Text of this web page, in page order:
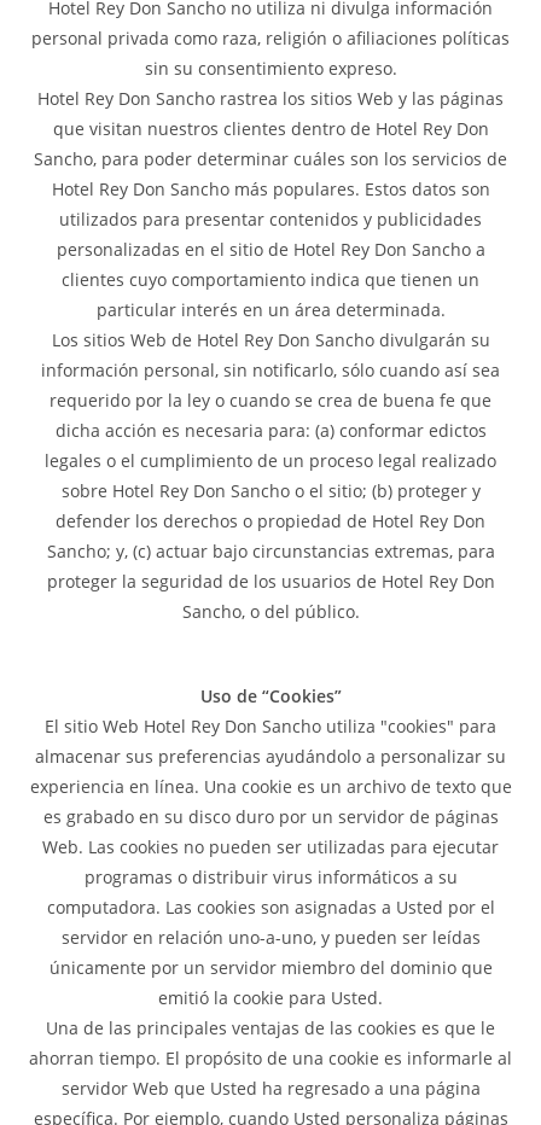
Hotel Rey Don Sancho no utiliza ni divulga información
personal privada como raza, religión o afiliaciones políticas
sin su consentimiento expreso.
Hotel Rey Don Sancho rastrea los sitios Web y las páginas
que visitan nuestros clientes dentro de Hotel Rey Don
Sancho, para poder determinar cuáles son los servicios de
Hotel Rey Don Sancho más populares. Estos datos son
utilizados para presentar contenidos y publicidades
personalizadas en el sitio de Hotel Rey Don Sancho a
clientes cuyo comportamiento indica que tienen un
particular interés en un área determinada.
Los sitios Web de Hotel Rey Don Sancho divulgarán su
información personal, sin notificarlo, sólo cuando así sea
requerido por la ley o cuando se crea de buena fe que
dicha acción es necesaria para: (a) conformar edictos
legales o el cumplimiento de un proceso legal realizado
sobre Hotel Rey Don Sancho o el sitio; (b) proteger y
defender los derechos o propiedad de Hotel Rey Don
Sancho; y, (c) actuar bajo circunstancias extremas, para
proteger la seguridad de los usuarios de Hotel Rey Don
Sancho, o del público.
Uso de “Cookies”
El sitio Web Hotel Rey Don Sancho utiliza "cookies" para
almacenar sus preferencias ayudándolo a personalizar su
experiencia en línea. Una cookie es un archivo de texto que
es grabado en su disco duro por un servidor de páginas
Web. Las cookies no pueden ser utilizadas para ejecutar
programas o distribuir virus informáticos a su
computadora. Las cookies son asignadas a Usted por el
servidor en relación uno-a-uno, y pueden ser leídas
únicamente por un servidor miembro del dominio que
emitió la cookie para Usted.
Una de las principales ventajas de las cookies es que le
ahorran tiempo. El propósito de una cookie es informarle al
servidor Web que Usted ha regresado a una página
específica. Por ejemplo, cuando Usted personaliza páginas